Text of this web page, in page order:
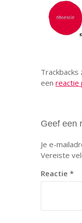
Trackbacks
een reactie
Geef een
Je e-
Vereiste
Reactie *